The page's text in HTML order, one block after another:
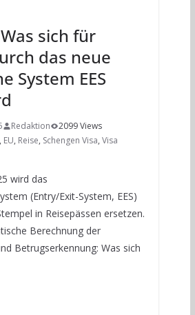
sich für
das neue
System EES
Redaktion
2099 Views
EU, Reise, Schengen Visa, Visa
wird das
(Entry/Exit-System, EES)
in Reisepässen ersetzen.
Berechnung der
Betrugserkennung: Was sich